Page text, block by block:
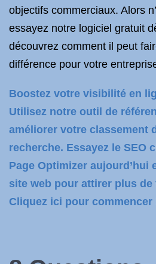
objectifs commerciaux. Alors
essayez notre logiciel gratuit
découvrez comment il peut
différence pour votre
Boostez votre visibilité en
Utilisez notre outil de
améliorer votre classement
recherche. Essayez le SEO
Page Optimizer aujourd’hui
site web pour attirer plus
Cliquez ici pour commencer